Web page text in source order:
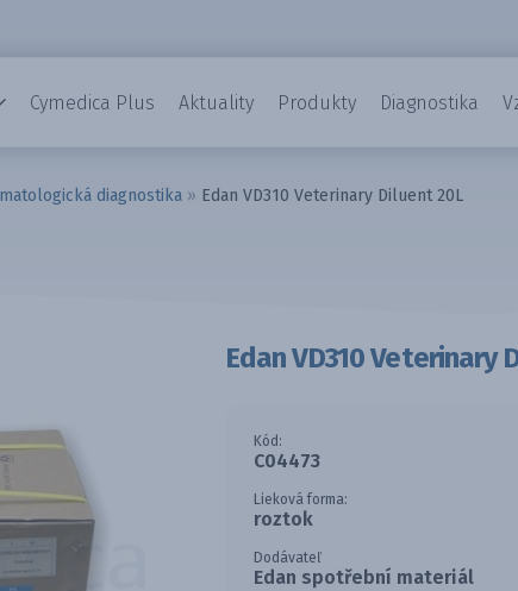
Cymedica Plus Aktuality Produkty Diagnostika
diagnostika » Edan VD310 Veterinary Diluent 20L
Edan VD310 Veterinary
Kód:
C04473
Lieková forma:
roztok
Dodávateľ
Edan spotřební materiál